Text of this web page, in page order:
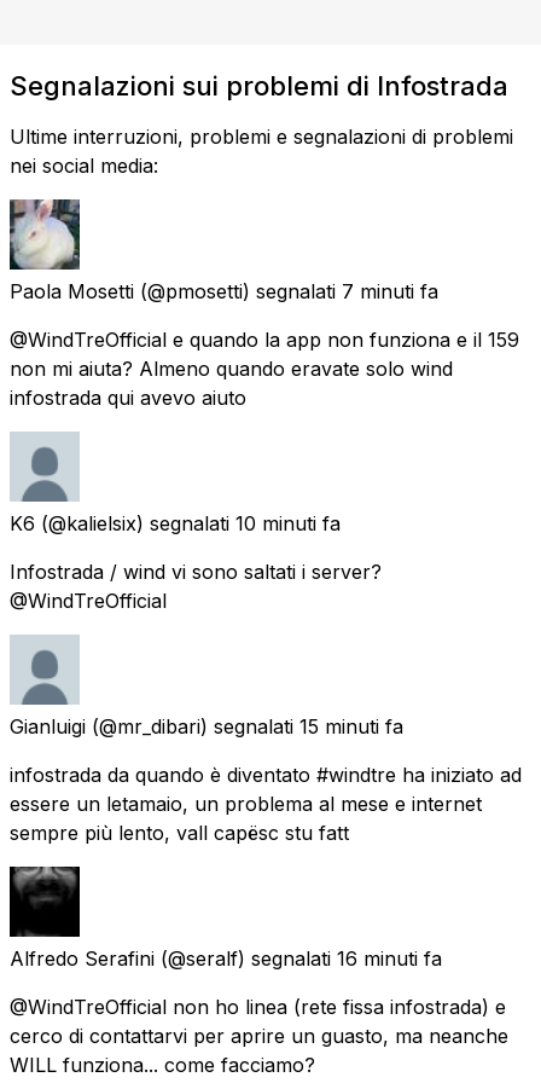
Segnalazioni sui problemi di Infostrada
Ultime interruzioni, problemi e segnalazioni di problemi
nei social media:
Paola Mosetti (@pmosetti) segnalati 7 minuti fa
@WindTreOfficial e quando la app non funziona e il 159
non mi aiuta? Almeno quando eravate solo wind
infostrada qui avevo aiuto
K6 (@kalielsix) segnalati 10 minuti fa
Infostrada / wind vi sono saltati i server?
@WindTreOfficial
Gianluigi (@mr_dibari) segnalati 15 minuti fa
infostrada da quando è diventato #windtre ha iniziato ad
essere un letamaio, un problema al mese e internet
sempre più lento, vall capësc stu fatt
Alfredo Serafini (@seralf) segnalati 16 minuti fa
@WindTreOfficial non ho linea (rete fissa infostrada) e
cerco di contattarvi per aprire un guasto, ma neanche
WILL funziona... come facciamo?